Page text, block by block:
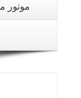
موتور ماجيك